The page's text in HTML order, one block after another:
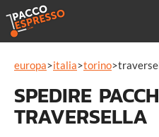
europa>italia>torino>
SPEDIRE
TRAVERSELLA